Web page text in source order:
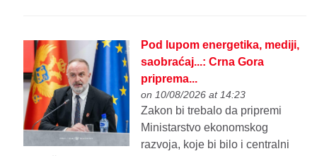
Pod lupom energetika, mediji,
saobraćaj...: Crna Gora
priprema...
on 10/08/2026 at 14:23
Zakon bi trebalo da pripremi
Ministarstvo ekonomskog
razvoja, koje bi bilo i centralni